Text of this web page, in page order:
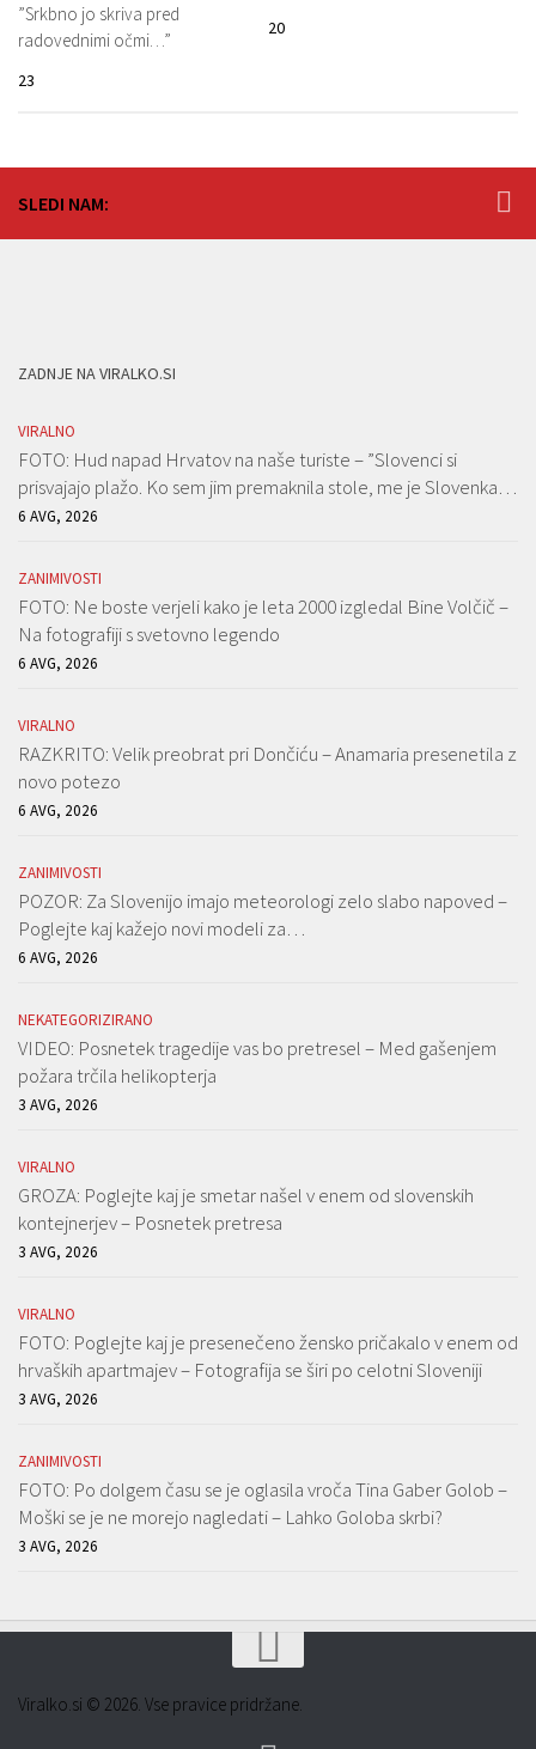
”Srkbno jo skriva pred
radovednimi očmi…”
23
20
SLEDI NAM:
ZADNJE NA VIRALKO.SI
VIRALNO
FOTO: Hud napad Hrvatov na naše turiste – ”Slovenci si
prisvajajo plažo. Ko sem jim premaknila stole, me je Slovenka…
6 AVG, 2026
ZANIMIVOSTI
FOTO: Ne boste verjeli kako je leta 2000 izgledal Bine Volčič –
Na fotografiji s svetovno legendo
6 AVG, 2026
VIRALNO
RAZKRITO: Velik preobrat pri Dončiću – Anamaria presenetila z
novo potezo
6 AVG, 2026
ZANIMIVOSTI
POZOR: Za Slovenijo imajo meteorologi zelo slabo napoved –
Poglejte kaj kažejo novi modeli za…
6 AVG, 2026
NEKATEGORIZIRANO
VIDEO: Posnetek tragedije vas bo pretresel – Med gašenjem
požara trčila helikopterja
3 AVG, 2026
VIRALNO
GROZA: Poglejte kaj je smetar našel v enem od slovenskih
kontejnerjev – Posnetek pretresa
3 AVG, 2026
VIRALNO
FOTO: Poglejte kaj je presenečeno žensko pričakalo v enem od
hrvaških apartmajev – Fotografija se širi po celotni Sloveniji
3 AVG, 2026
ZANIMIVOSTI
FOTO: Po dolgem času se je oglasila vroča Tina Gaber Golob –
Moški se je ne morejo nagledati – Lahko Goloba skrbi?
3 AVG, 2026
Viralko.si © 2026. Vse pravice pridržane.